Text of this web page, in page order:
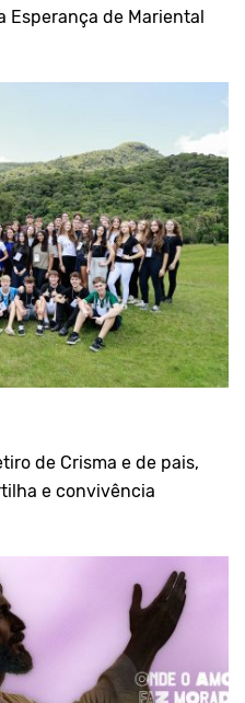
Esperança de Mariental
de Crisma e de pais,
e convivência